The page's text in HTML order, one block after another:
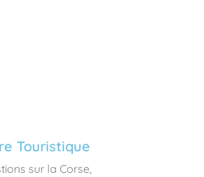
Touristique
sur la Corse,